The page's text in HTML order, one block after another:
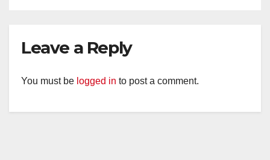
Leave a Reply
You must be logged in to post a comment.